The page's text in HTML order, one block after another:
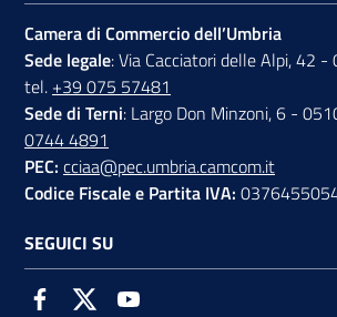
Camera di Commercio dell’Umbria
Sede legale: Via Cacciatori delle Alpi, 42
tel. +39 075 57481
Sede di Terni: Largo Don Minzoni, 6 -
0744 4891
PEC: cciaa@pec.umbria.camcom.it
Codice Fiscale e Partita IVA:
SEGUICI SU
FacebookTwitter